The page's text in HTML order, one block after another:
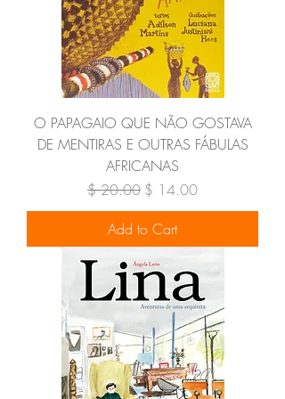
O PAPAGAIO QUE NÃO GOSTAVA
DE MENTIRAS E OUTRAS FÁBULAS
AFRICANAS
Regular Price
$ 20.00 Sale Price
$ 14.00
Add to Cart